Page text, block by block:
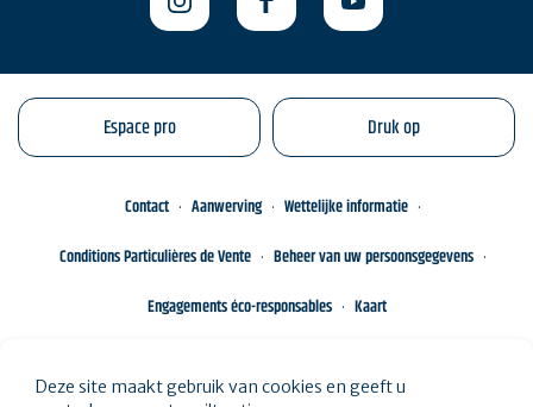
Espace pro Druk op
Contact Aanwerving
Wettelijke informatie
Conditions Particulières de Vente
Beheer van uw persoonsgegevens
Engagements éco-responsables
Kaart
Deze site maakt gebruik van cookies en geeft u